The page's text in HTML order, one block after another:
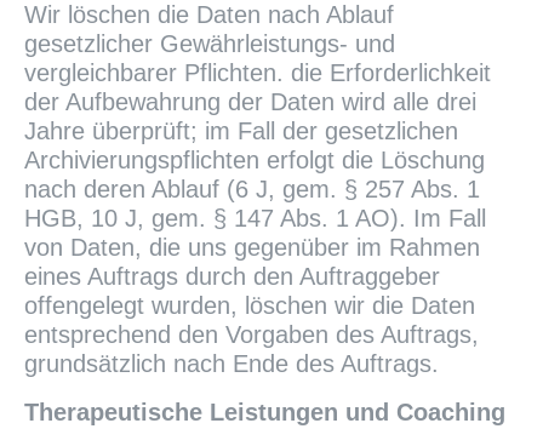
Wir löschen die Daten nach Ablauf
gesetzlicher Gewährleistungs- und
vergleichbarer Pflichten. die Erforderlichkeit
der Aufbewahrung der Daten wird alle drei
Jahre überprüft; im Fall der gesetzlichen
Archivierungspflichten erfolgt die Löschung
nach deren Ablauf (6 J, gem. § 257 Abs. 1
HGB, 10 J, gem. § 147 Abs. 1 AO). Im Fall
von Daten, die uns gegenüber im Rahmen
eines Auftrags durch den Auftraggeber
offengelegt wurden, löschen wir die Daten
entsprechend den Vorgaben des Auftrags,
grundsätzlich nach Ende des Auftrags.
Therapeutische Leistungen und Coaching